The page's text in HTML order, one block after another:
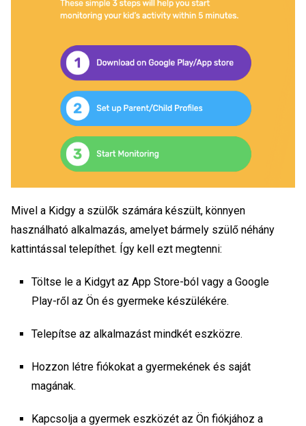
Mivel a Kidgy a szülők számára készült, könnyen
használható alkalmazás, amelyet bármely szülő néhány
kattintással telepíthet. Így kell ezt megtenni:
Töltse le a Kidgyt az App Store-ból vagy a Google
Play-ről az Ön és gyermeke készülékére.
Telepítse az alkalmazást mindkét eszközre.
Hozzon létre fiókokat a gyermekének és saját
magának.
Kapcsolja a gyermek eszközét az Ön fiókjához a